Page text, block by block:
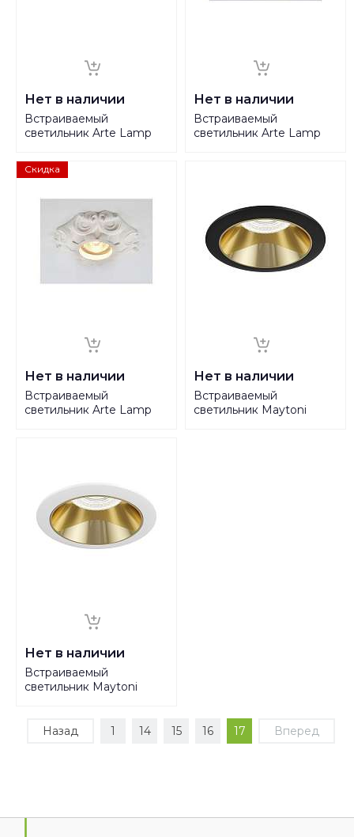
Нет в наличии
Встраиваемый
светильник Arte Lamp
Нет в наличии
Встраиваемый
светильник Arte Lamp
Скидка
Нет в наличии
Встраиваемый
светильник Arte Lamp
Нет в наличии
Встраиваемый
светильник Maytoni
Нет в наличии
Встраиваемый
светильник Maytoni
Назад 1 14 15 16 17 Вперед